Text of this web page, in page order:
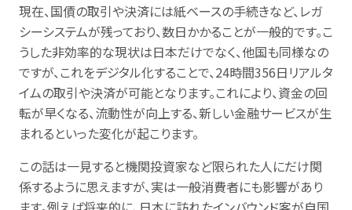
現在、国債の取引や決済には紙ベースの手続きなど、レガ
シーシステムが残っており、数日かかることが一般的です。こ
うした非効率的な現状は日本だけでなく、他国も同様なの
ですが、これをデジタル化することで、24時間356日リアルタ
イムの取引や決済が可能となります。これにより、資金の回
転が早くなる、流動性が向上する、新しい金融サービスが生
まれるといった変化が起こります。
この話は一見すると機関投資家など限られた人にだけ関
係するように思えますが、実は一般消費者にも影響があり